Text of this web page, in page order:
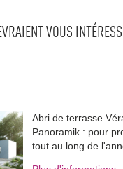
VOUS
Abri de terrasse
Panoramik : pour
tout au long de